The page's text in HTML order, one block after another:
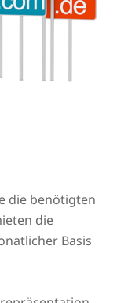
die benötigten
die
Basis